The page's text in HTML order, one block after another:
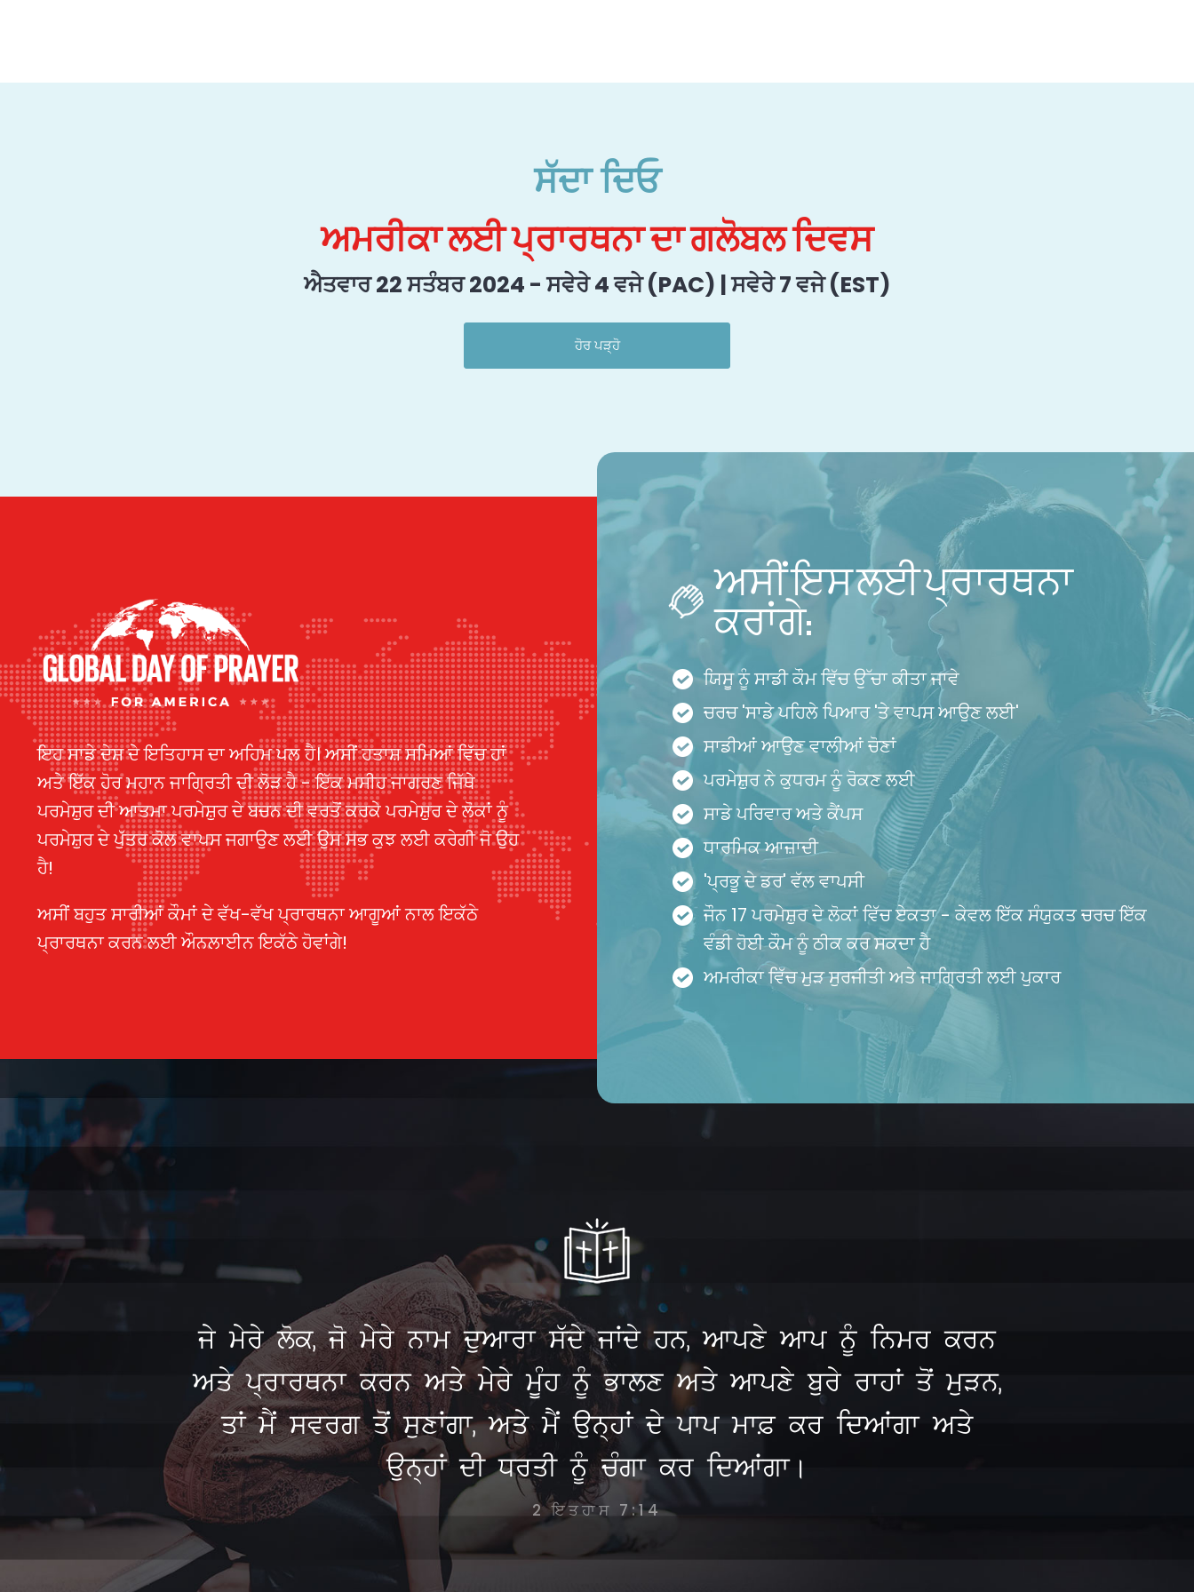
ਸੱਦਾ ਦਿਓ
ਅਮਰੀਕਾ ਲਈ ਪ੍ਰਾਰਥਨਾ ਦਾ ਗਲੋਬਲ ਦਿਵਸ
ਐਤਵਾਰ 22 ਸਤੰਬਰ 2024 - ਸਵੇਰੇ 4 ਵਜੇ (PAC) | ਸਵੇਰੇ 7 ਵਜੇ (EST)
ਹੋਰ ਪੜ੍ਹੋ
ਇਹ ਸਾਡੇ ਦੇਸ਼ ਦੇ ਇਤਿਹਾਸ ਦਾ ਅਹਿਮ ਪਲ ਹੈ। ਅਸੀਂ ਹਤਾਸ਼ ਸਮਿਆਂ ਵਿੱਚ ਹਾਂ
ਅਤੇ ਇੱਕ ਹੋਰ ਮਹਾਨ ਜਾਗ੍ਰਿਤੀ ਦੀ ਲੋੜ ਹੈ - ਇੱਕ ਮਸੀਹ ਜਾਗਰਣ ਜਿੱਥੇ
ਪਰਮੇਸ਼ੁਰ ਦੀ ਆਤਮਾ ਪਰਮੇਸ਼ੁਰ ਦੇ ਬਚਨ ਦੀ ਵਰਤੋਂ ਕਰਕੇ ਪਰਮੇਸ਼ੁਰ ਦੇ ਲੋਕਾਂ ਨੂੰ
ਪਰਮੇਸ਼ੁਰ ਦੇ ਪੁੱਤਰ ਕੋਲ ਵਾਪਸ ਜਗਾਉਣ ਲਈ ਉਸ ਸਭ ਕੁਝ ਲਈ ਕਰੇਗੀ ਜੋ ਉਹ
ਹੈ!
ਅਸੀਂ ਬਹੁਤ ਸਾਰੀਆਂ ਕੌਮਾਂ ਦੇ ਵੱਖ-ਵੱਖ ਪ੍ਰਾਰਥਨਾ ਆਗੂਆਂ ਨਾਲ ਇਕੱਠੇ
ਪ੍ਰਾਰਥਨਾ ਕਰਨ ਲਈ ਔਨਲਾਈਨ ਇਕੱਠੇ ਹੋਵਾਂਗੇ!
ਅਸੀਂ ਇਸ ਲਈ ਪ੍ਰਾਰਥਨਾ
ਕਰਾਂਗੇ:
ਯਿਸੂ ਨੂੰ ਸਾਡੀ ਕੌਮ ਵਿੱਚ ਉੱਚਾ ਕੀਤਾ ਜਾਵੇ
ਚਰਚ 'ਸਾਡੇ ਪਹਿਲੇ ਪਿਆਰ 'ਤੇ ਵਾਪਸ ਆਉਣ ਲਈ'
ਸਾਡੀਆਂ ਆਉਣ ਵਾਲੀਆਂ ਚੋਣਾਂ
ਪਰਮੇਸ਼ੁਰ ਨੇ ਕੁਧਰਮ ਨੂੰ ਰੋਕਣ ਲਈ
ਸਾਡੇ ਪਰਿਵਾਰ ਅਤੇ ਕੈਂਪਸ
ਧਾਰਮਿਕ ਆਜ਼ਾਦੀ
'ਪ੍ਰਭੂ ਦੇ ਡਰ' ਵੱਲ ਵਾਪਸੀ
ਜੌਨ 17 ਪਰਮੇਸ਼ੁਰ ਦੇ ਲੋਕਾਂ ਵਿੱਚ ਏਕਤਾ - ਕੇਵਲ ਇੱਕ ਸੰਯੁਕਤ ਚਰਚ ਇੱਕ
ਵੰਡੀ ਹੋਈ ਕੌਮ ਨੂੰ ਠੀਕ ਕਰ ਸਕਦਾ ਹੈ
ਅਮਰੀਕਾ ਵਿੱਚ ਮੁੜ ਸੁਰਜੀਤੀ ਅਤੇ ਜਾਗ੍ਰਿਤੀ ਲਈ ਪੁਕਾਰ
ਜੇ ਮੇਰੇ ਲੋਕ, ਜੋ ਮੇਰੇ ਨਾਮ ਦੁਆਰਾ ਸੱਦੇ ਜਾਂਦੇ ਹਨ, ਆਪਣੇ ਆਪ ਨੂੰ ਨਿਮਰ ਕਰਨ
ਅਤੇ ਪ੍ਰਾਰਥਨਾ ਕਰਨ ਅਤੇ ਮੇਰੇ ਮੂੰਹ ਨੂੰ ਭਾਲਣ ਅਤੇ ਆਪਣੇ ਬੁਰੇ ਰਾਹਾਂ ਤੋਂ ਮੁੜਨ,
ਤਾਂ ਮੈਂ ਸਵਰਗ ਤੋਂ ਸੁਣਾਂਗਾ, ਅਤੇ ਮੈਂ ਉਨ੍ਹਾਂ ਦੇ ਪਾਪ ਮਾਫ਼ ਕਰ ਦਿਆਂਗਾ ਅਤੇ
ਉਨ੍ਹਾਂ ਦੀ ਧਰਤੀ ਨੂੰ ਚੰਗਾ ਕਰ ਦਿਆਂਗਾ।
2 ਇਤਹਾਸ 7:14